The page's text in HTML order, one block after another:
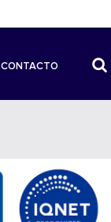
CONTACTO